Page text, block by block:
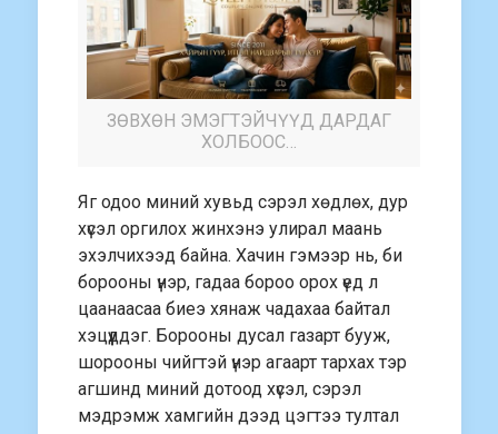
ЗӨВХӨН ЭМЭГТЭЙЧҮҮД ДАРДАГ
ХОЛБООС…
Яг одоо миний хувьд сэрэл хөдлөх, дур
хүсэл оргилох жинхэнэ улирал маань
эхэлчихээд байна. Хачин гэмээр нь, би
борооны үнэр, гадаа бороо орох үед л
цаанаасаа биеэ хянаж чадахаа байтал
хэцүүддэг. Борооны дусал газарт бууж,
шорооны чийгтэй үнэр агаарт тархах тэр
агшинд миний дотоод хүсэл, сэрэл
мэдрэмж хамгийн дээд цэгтээ тултал